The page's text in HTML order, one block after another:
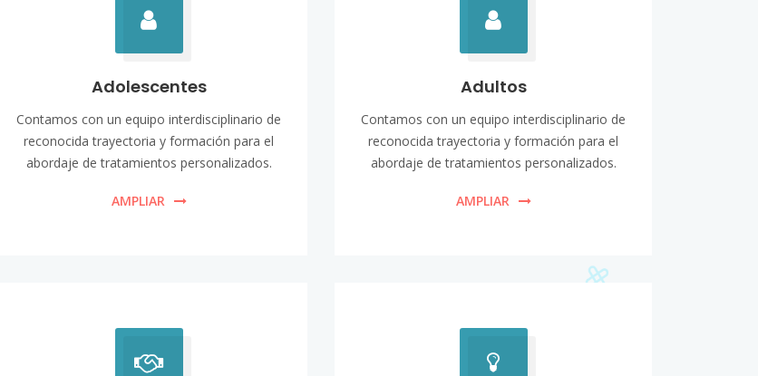
Adolescentes
Contamos con un equipo interdisciplinario de
reconocida trayectoria y formación para el
abordaje de tratamientos personalizados.
AMPLIAR
Adultos
Contamos con un equipo interdisciplinario de
reconocida trayectoria y formación para el
abordaje de tratamientos personalizados.
AMPLIAR